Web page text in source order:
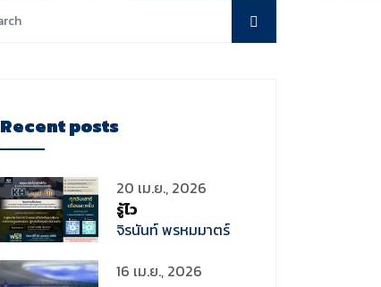
Recent posts
20 เม.ย., 2026
รู้ไว
จิรนันท์ พรหมมาตร์
16 เม.ย., 2026